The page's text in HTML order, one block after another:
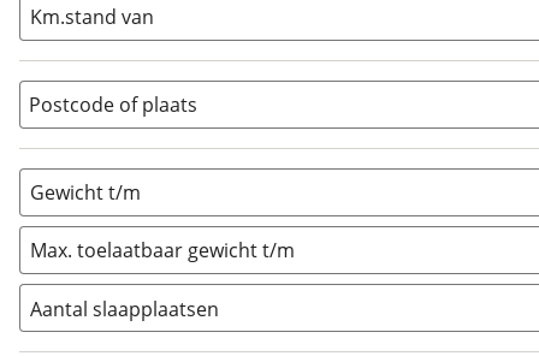
Opzetunit (0
Vouwwagen (23)
Km.stand van
Postcode of plaats
Gewicht t/m
Max. toelaatbaar gewicht t/m
Aantal slaapplaatsen
1 (0)